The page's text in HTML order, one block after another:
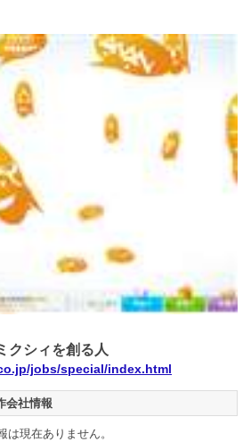
クシィを創る人
jobs/special/index.html
会社情報
は現在ありません。